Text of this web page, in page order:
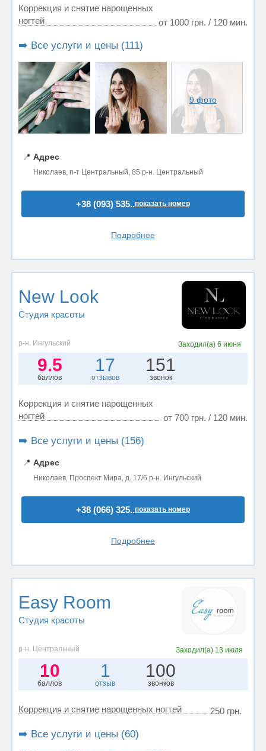
Коррекция и снятие нарощенных
ногтей
от 1000 грн. / 120 мин.
➡️ Все услуги и цены (111)
9 фото
📍 Адрес
Николаев, п-т Центральный, 85 р-н. Центральный
+38 (093) 535..показать номер
Подробнее
New Look
Студия красоты
р-н. Ингульский Заходил(а) 6 июня
9.5
баллов
17
отзывов
151
звонок
Коррекция и снятие нарощенных
ногтей
от 700 грн. / 120 мин.
➡️ Все услуги и цены (156)
📍 Адрес
Николаев, Проспект Мира, д. 17/6 р-н. Ингульский
+38 (066) 325..показать номер
Подробнее
Easy Room
Студия красоты
р-н. Центральный Заходил(а) 13 июля
10
баллов
1
отзыв
100
звонков
Коррекция и снятие нарощенных ногтей 250 грн.
➡️ Все услуги и цены (60)